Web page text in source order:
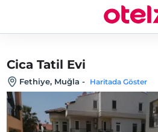
Cica Tatil Evi
Fethiye, Muğla - Haritada Göster